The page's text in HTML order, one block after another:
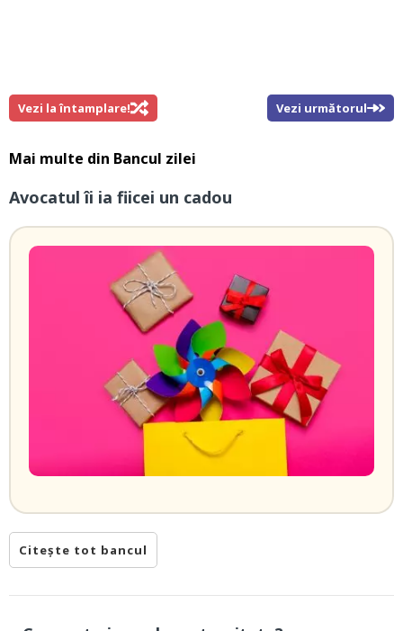
Vezi la întamplare! Vezi următorul
Mai multe din Bancul zilei
Avocatul îi ia fiicei un cadou
Citește tot bancul